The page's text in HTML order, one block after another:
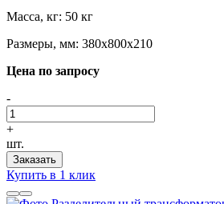
Масса, кг: 50 кг
Размеры, мм: 380х800х210
Цена по запросу
-
+
шт.
Заказать
Купить в 1 клик